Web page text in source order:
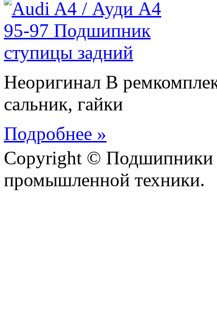
Неоригинал В
сальник, гайки
Подробнее »
Copyright © Подшипники
промышленной техники.